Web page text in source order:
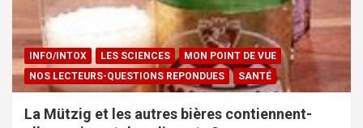
INFO/INTOX LES SCIENCES
MON POINT DE VUE
NOS LECTEURS-QUESTIONS REPONDUES
SANTÉ
La Mützig et les autres bières contiennent-